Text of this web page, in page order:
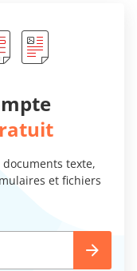
texte,
et fichiers